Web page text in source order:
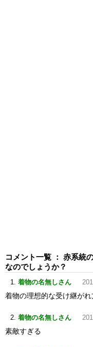
コメント一覧 ： 赤系統
なのでしょうか？
着物の名無しさん 2016
着物の理想的な受け継がれ
着物の名無しさん 2016
素敵すぎる